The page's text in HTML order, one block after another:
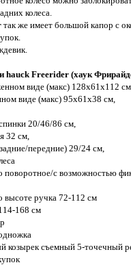
колеса.
так же имеет большой капор с
hauck Freerider (хаук
виде (макс) 128х61х112 см,
виде (макс) 95х61х38 см,
20/46/86 см,
32 см,
передние) 29/24 см,
поворотное/с возможностью
высоте ручка 72-112 см
168 см
козырек съемный 5-точечный